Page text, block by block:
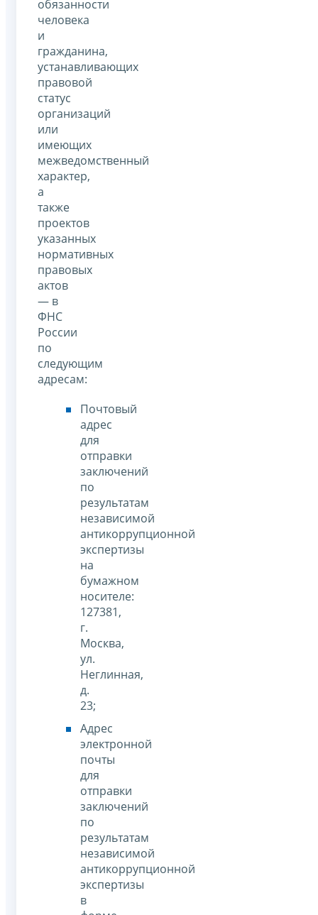
обязанности
человека
и
гражданина,
устанавливающих
правовой
статус
организаций
или
имеющих
межведомственный
характер,
а
также
проектов
указанных
нормативных
правовых
актов
— в
ФНС
России
по
следующим
адресам:
Почтовый
адрес
для
отправки
заключений
по
результатам
независимой
антикоррупционной
экспертизы
на
бумажном
носителе:
127381,
г.
Москва,
ул.
Неглинная,
д.
23;
Адрес
электронной
почты
для
отправки
заключений
по
результатам
независимой
антикоррупционной
экспертизы
в